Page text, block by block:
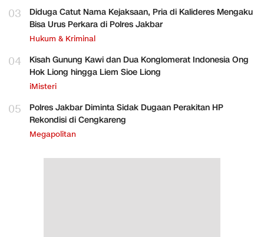
03
Diduga Catut Nama Kejaksaan, Pria di Kalideres Mengaku
Bisa Urus Perkara di Polres Jakbar
Hukum & Kriminal
04
Kisah Gunung Kawi dan Dua Konglomerat Indonesia Ong
Hok Liong hingga Liem Sioe Liong
iMisteri
05
Polres Jakbar Diminta Sidak Dugaan Perakitan HP
Rekondisi di Cengkareng
Megapolitan